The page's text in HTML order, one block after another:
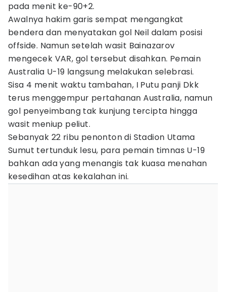
pada menit ke-90+2.
Awalnya hakim garis sempat mengangkat
bendera dan menyatakan gol Neil dalam posisi
offside. Namun setelah wasit Bainazarov
mengecek VAR, gol tersebut disahkan. Pemain
Australia U-19 langsung melakukan selebrasi.
Sisa 4 menit waktu tambahan, I Putu panji Dkk
terus menggempur pertahanan Australia, namun
gol penyeimbang tak kunjung tercipta hingga
wasit meniup peliut.
Sebanyak 22 ribu penonton di Stadion Utama
Sumut tertunduk lesu, para pemain timnas U-19
bahkan ada yang menangis tak kuasa menahan
kesedihan atas kekalahan ini.